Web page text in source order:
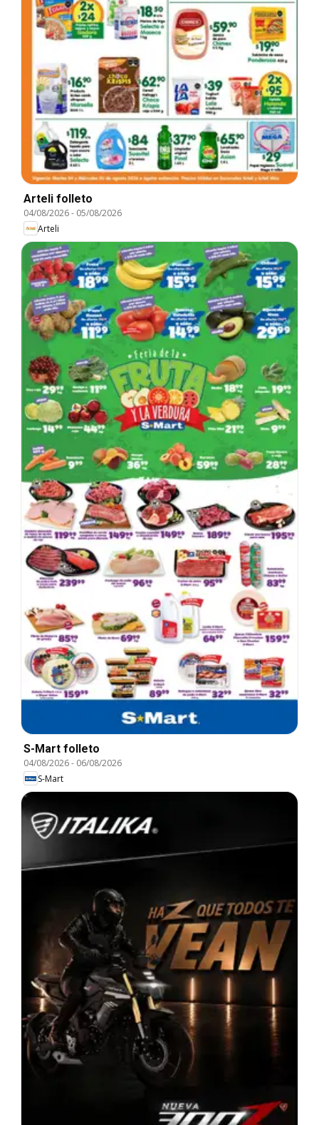
Arteli folleto
04/08/2026- 05/08/2026
Arteli
S-Mart folleto
04/08/2026- 06/08/2026
S-Mart